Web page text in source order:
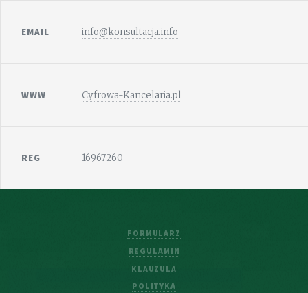
EMAIL info@konsultacja.info
WWW Cyfrowa-Kancelaria.pl
REG 16967260
FORMULARZ
REGULAMIN
KLAUZULA
POLITYKA